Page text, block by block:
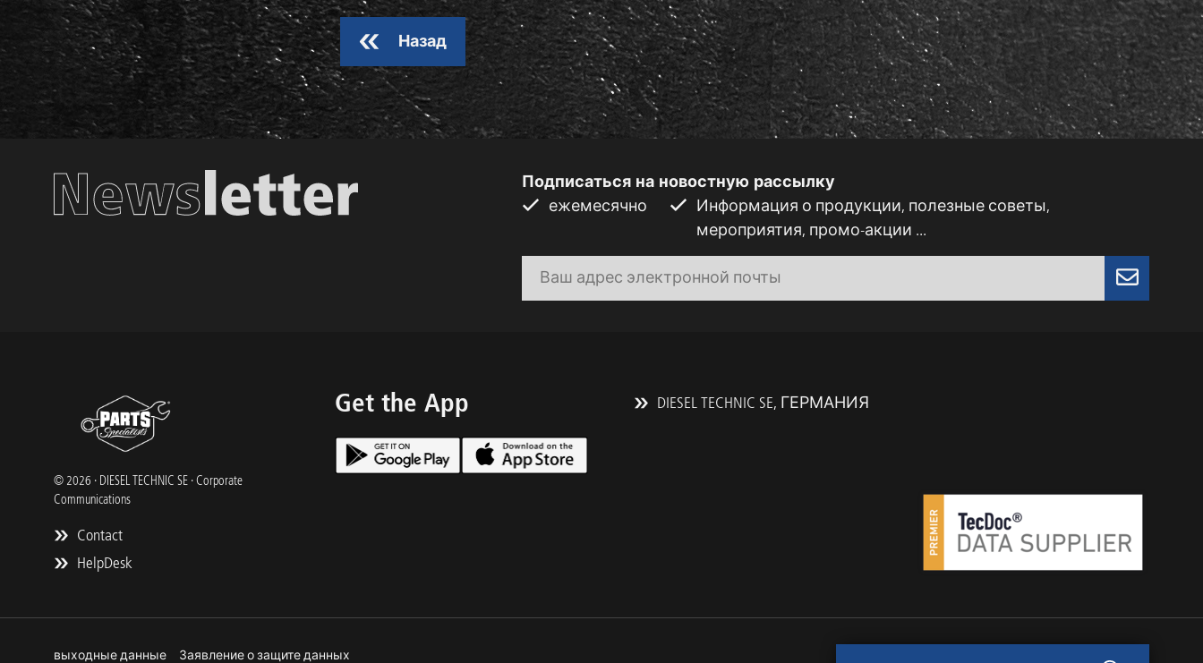
Назад
Подписаться на новостную рассылку
ежемесячно
Информация о продукции, полезные советы,
мероприятия, промо-акции ...
© 2026 · DIESEL TECHNIC SE · Corporate
Communications
Contact
HelpDesk
Get the App DIESEL TECHNIC SE, ГЕРМАНИЯ
выходные данные Заявление о защите данных